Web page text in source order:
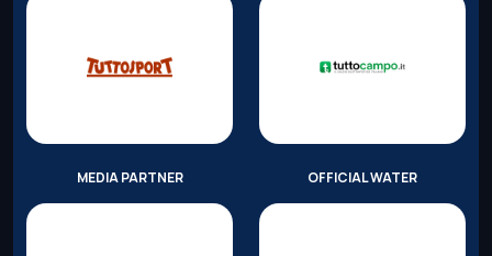
MEDIA PARTNER OFFICIAL WATER